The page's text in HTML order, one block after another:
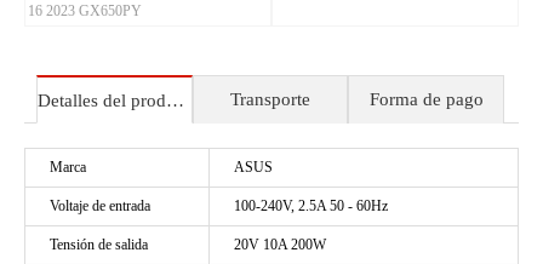
16 2023 GX650PY
Detalles del producto Transporte Forma de pago
Marca ASUS
Voltaje de entrada 100-240V, 2.5A 50 - 60Hz
Tensión de salida 20V 10A 200W